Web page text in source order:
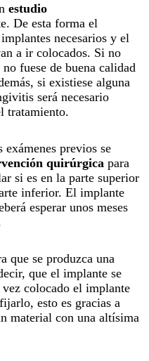
estudio
De esta forma el
necesarios y el
a ir colocados. Si no
fuese de buena calidad
si existiese alguna
será necesario
tratamiento.
previos se
quirúrgica para
si es en la parte superior
inferior. El implante
esperar unos meses
que se produzca una
que el implante se
colocado el implante
esto es gracias a
material con una altísima